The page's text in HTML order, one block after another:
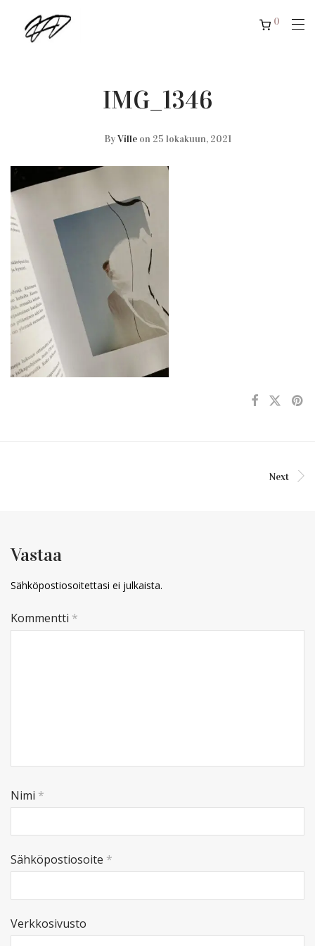
0
IMG_1346
ByVille on 25 lokakuun, 2021
Next
Vastaa
Sähköpostiosoitettasi ei julkaista.
Kommentti *
Nimi *
Sähköpostiosoite *
Verkkosivusto